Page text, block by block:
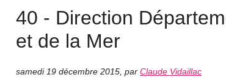
40 - Direction
et de la Mer
samedi 19 décembre 2015 par Claude Vidaillac